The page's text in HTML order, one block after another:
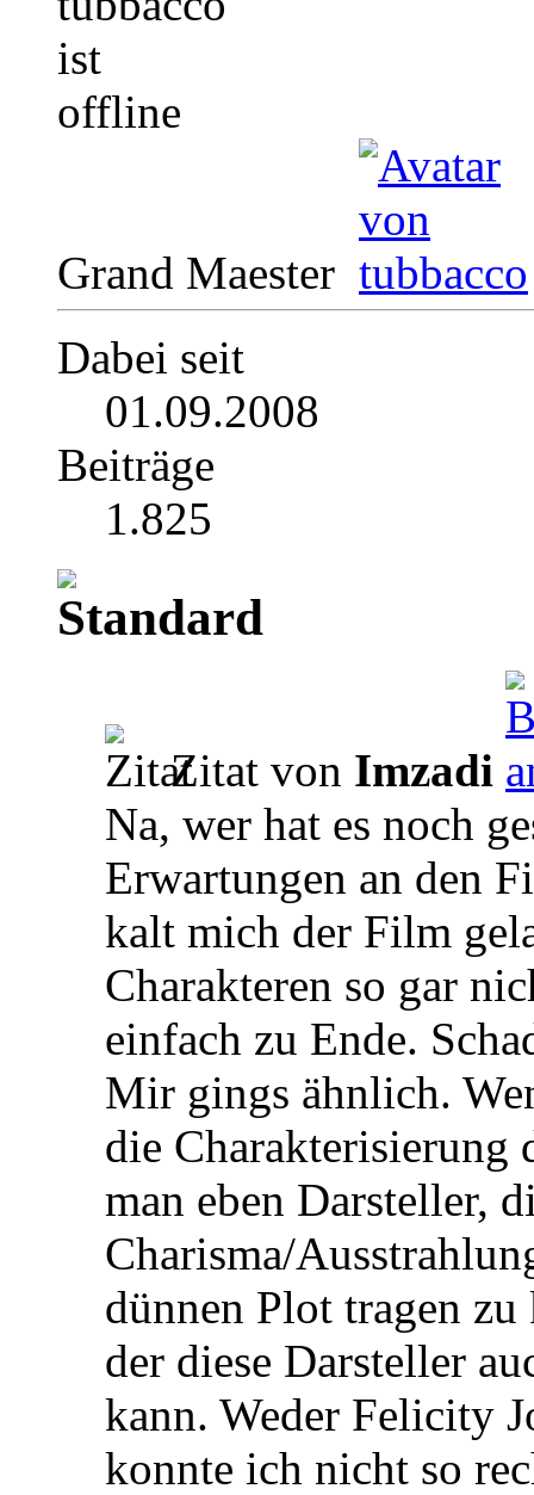
Grand Maester
Dabei seit
01.09.2008
Beiträge
1.825
Zitat von Imzadi
Na, wer hat es noch
Erwartungen an den
kalt mich der Film
Charakteren so gar
einfach zu Ende.
Mir gings ähnlich.
die Charakterisierung
man eben Darsteller,
Charisma/
dünnen Plot tragen
der diese Darsteller
kann. Weder Felicity
konnte ich nicht so